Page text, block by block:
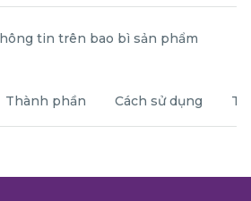
tin trên bao bì sản phẩm
Thành phần Cách sử dụng